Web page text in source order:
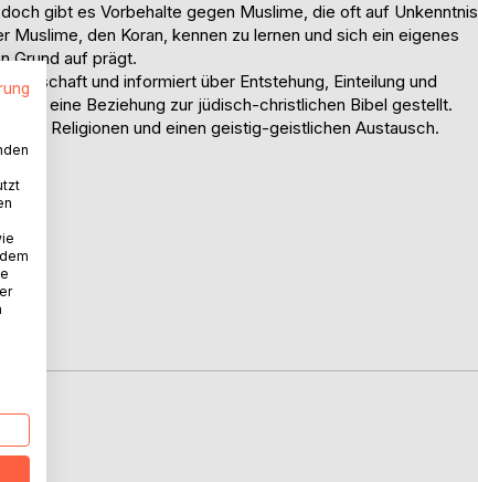
gibt es Vorbehalte gegen Muslime, die oft auf Unkenntnis
den Koran, kennen zu lernen und sich ein eigenes
Grund auf prägt.
Botschaft und informiert über Entstehung, Einteilung und
in eine Beziehung zur jüdisch-christlichen Bibel gestellt.
der Religionen und einen geistig-geistlichen Austausch.